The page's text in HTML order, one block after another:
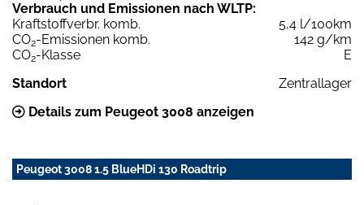
Verbrauch und Emissionen nach WLTP:
Kraftstoffverbr. komb.
5,4 l/100km
CO2-Emissionen komb.
142 g/km
CO2-Klasse
E
Standort
Zentrallager
Details zum Peugeot 3008 anzeigen
Peugeot 3008 1.5 BlueHDi 130 Roadtrip